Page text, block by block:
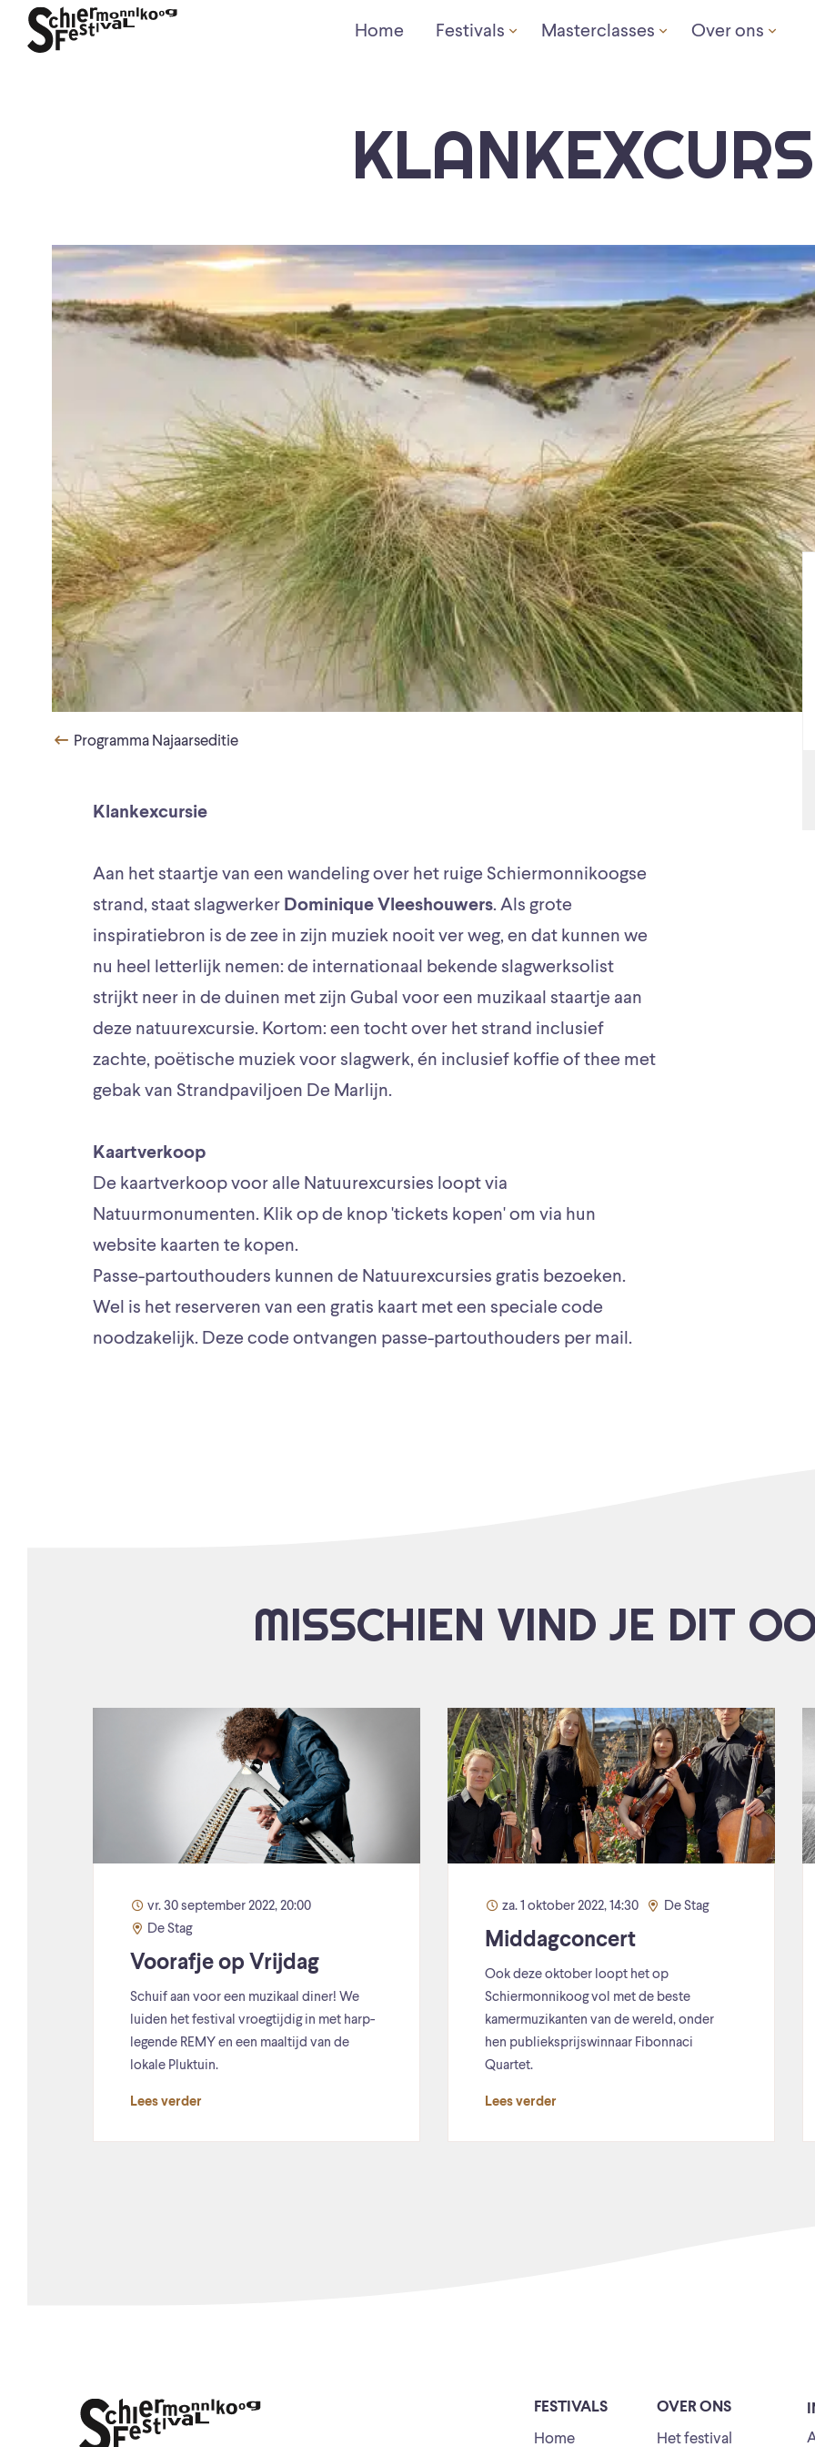
Home Festivals Masterclasses Over ons
Programma Najaarseditie
Klankexcursie
Aan het staartje van een wandeling over het ruige Schiermonnikoogse
strand, staat slagwerker Dominique Vleeshouwers. Als grote
inspiratiebron is de zee in zijn muziek nooit ver weg, en dat kunnen we
nu heel letterlijk nemen: de internationaal bekende slagwerksolist
strijkt neer in de duinen met zijn Gubal voor een muzikaal staartje aan
deze natuurexcursie. Kortom: een tocht over het strand inclusief
zachte, poëtische muziek voor slagwerk, én inclusief koffie of thee met
gebak van Strandpaviljoen De Marlijn.
Kaartverkoop
De kaartverkoop voor alle Natuurexcursies loopt via
Natuurmonumenten. Klik op de knop 'tickets kopen' om via hun
website kaarten te kopen.
Passe-partouthouders kunnen de Natuurexcursies gratis bezoeken.
Wel is het reserveren van een gratis kaart met een speciale code
noodzakelijk. Deze code ontvangen passe-partouthouders per mail.
MISSCHIEN VIND JE DIT
vr. 30 september 2022, 20:00
De Stag
Voorafje op Vrijdag
Schuif aan voor een muzikaal diner! We
luiden het festival vroegtijdig in met harp-
legende REMY en een maaltijd van de
lokale Pluktuin.
Lees verder
za. 1 oktober 2022, 14:30 De Stag
Middagconcert
Ook deze oktober loopt het op
Schiermonnikoog vol met de beste
kamermuzikanten van de wereld, onder
hen publieksprijswinnaar Fibonnaci
Quartet.
Lees verder
FESTIVALS
Home
OVER ONS
Het festival